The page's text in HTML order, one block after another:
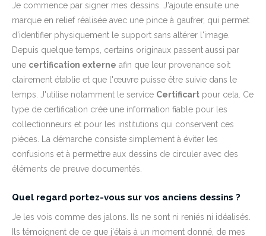
Je commence par signer mes dessins. J'ajoute ensuite une
marque en relief réalisée avec une pince à gaufrer, qui permet
d'identifier physiquement le support sans altérer l'image.
Depuis quelque temps, certains originaux passent aussi par
une certification externe afin que leur provenance soit
clairement établie et que l'œuvre puisse être suivie dans le
temps. J'utilise notamment le service Certificart pour cela. Ce
type de certification crée une information fiable pour les
collectionneurs et pour les institutions qui conservent ces
pièces. La démarche consiste simplement à éviter les
confusions et à permettre aux dessins de circuler avec des
éléments de preuve documentés.
Quel regard portez-vous sur vos anciens dessins ?
Je les vois comme des jalons. Ils ne sont ni reniés ni idéalisés.
Ils témoignent de ce que j'étais à un moment donné, de mes